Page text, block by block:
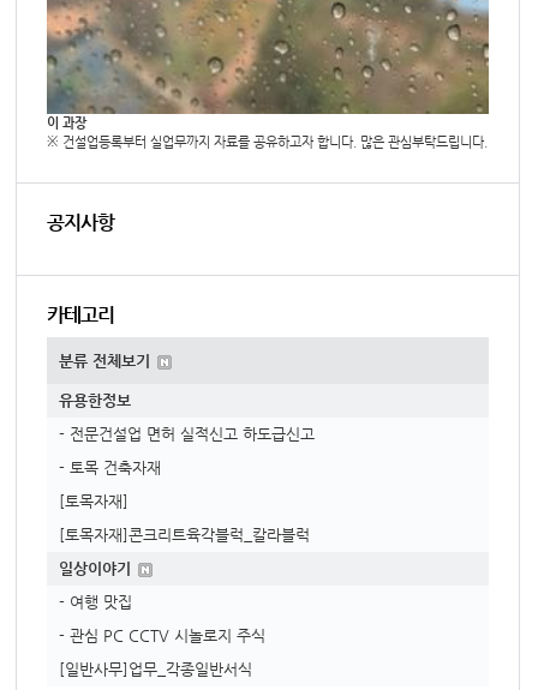
이 과장
※ 건설업등록부터 실업무까지 자료를 공유하고자 합니다. 많은 관심부탁드립니다.
공지사항
카테고리
분류 전체보기
유용한정보
- 전문건설업 면허 실적신고 하도급신고
- 토목 건축자재
[토목자재]
[토목자재]콘크리트육각블럭_칼라블럭
일상이야기
- 여행 맛집
- 관심 PC CCTV 시놀로지 주식
[일반사무]업무_각종일반서식